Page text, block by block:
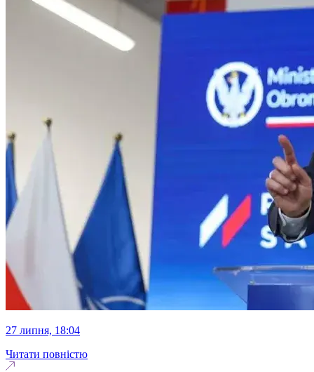
27 липня, 18:04
Читати повністю